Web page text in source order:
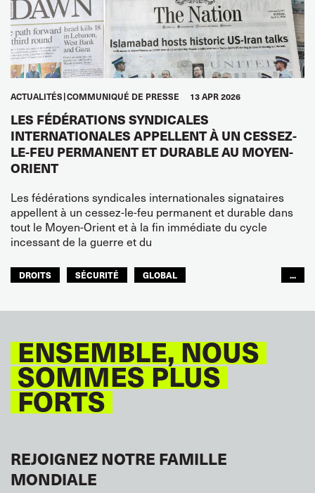
ACTUALITÉS COMMUNIQUÉ DE PRESSE 13 APR 2026
LES FÉDÉRATIONS SYNDICALES
INTERNATIONALES APPELLENT À UN CESSEZ-
LE-FEU PERMANENT ET DURABLE AU MOYEN-
ORIENT
Les fédérations syndicales internationales signataires
appellent à un cessez-le-feu permanent et durable dans
tout le Moyen-Orient et à la fin immédiate du cycle
incessant de la guerre et du
DROITS SÉCURITÉ
GLOBAL
...
ENSEMBLE, NOUS
SOMMES PLUS
FORTS
REJOIGNEZ NOTRE FAMILLE
MONDIALE